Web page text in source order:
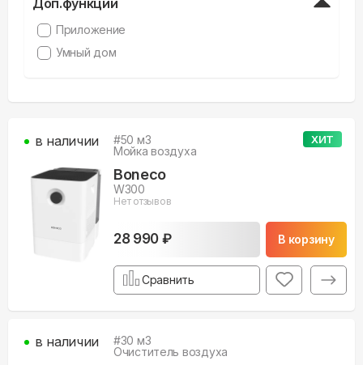
Приложение
Умный дом
ХИТ
#50 м3
Мойка воздуха
Boneco
W300
Нет отзывов
28 990 ₽ В корзину
в наличии
Сравнить
#30 м3
Очиститель воздуха
в наличии